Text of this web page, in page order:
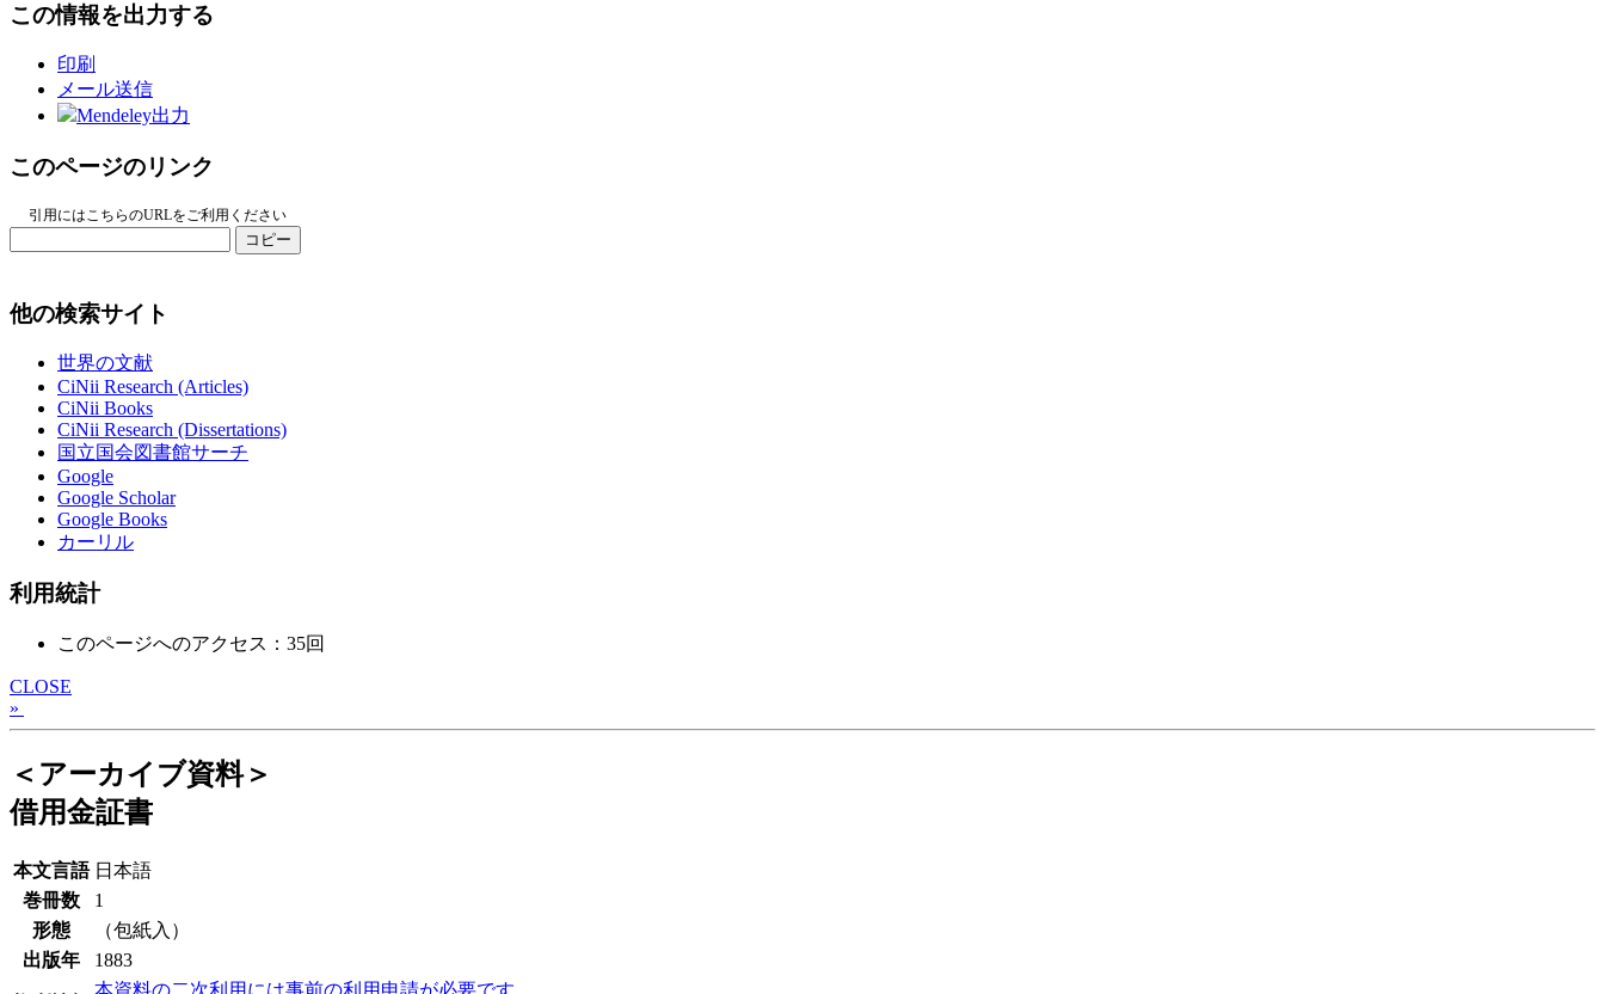
この情報を出力する
印刷
メール送信
Mendeley出力
このページのリンク
引用にはこちらのURLをご利用ください
コピー
他の検索サイト
世界の文献
CiNii Research (Articles)
CiNii Books
CiNii Research (Dissertations)
国立国会図書館サーチ
Google
Google Scholar
Google Books
カーリル
利用統計
このページへのアクセス：35回
CLOSE
»
＜アーカイブ資料＞
借用金証書
本文言語 日本語
巻冊数
1
形態
（包紙入）
出版年
1883
本資料の二次利用には事前の利用申請が必要です